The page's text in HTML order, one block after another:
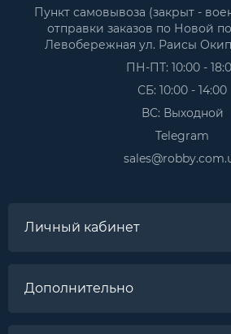
Пункт самовывоза (закрыт -
отправки заказов по Новой
Левобережная ул. Раисы
ПН-ПТ: 10:00 -
СБ: 10:00 - 14:00
ВС: Выходной
Telegram
Личный кабинет
Дополнительно